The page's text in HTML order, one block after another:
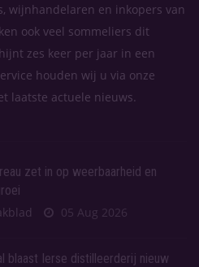
wijnhandelaren en inkopers van
ook veel sommeliers dit
zes keer per jaar in een
houden wij u via onze
laatste actuele nieuws.
zet in op weerbaarheid en
05 Aug 2026
blaast Ierse distilleerderij nieuw